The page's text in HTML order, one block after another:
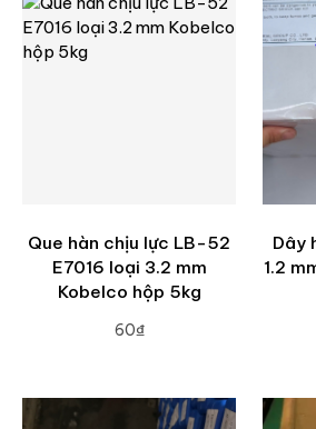
Que hàn chịu lực LB-52
E7016 loại 3.2 mm
Kobelco hộp 5kg
60₫
Dây
1.2